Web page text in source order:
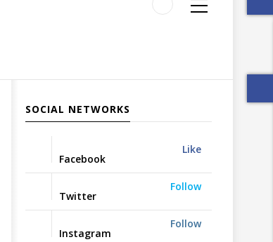
SOCIAL NETWORKS
Facebook
Like
Twitter
Follow
Instagram
Follow